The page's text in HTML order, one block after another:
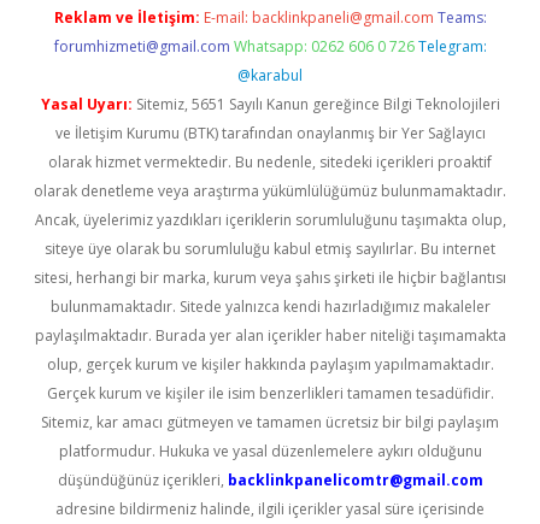
Reklam ve İletişim: E-mail: backlinkpaneli@gmail.com Teams:
forumhizmeti@gmail.com Whatsapp: 0262 606 0 726 Telegram:
@karabul
Yasal Uyarı: Sitemiz, 5651 Sayılı Kanun gereğince Bilgi Teknolojileri
ve İletişim Kurumu (BTK) tarafından onaylanmış bir Yer Sağlayıcı
olarak hizmet vermektedir. Bu nedenle, sitedeki içerikleri proaktif
olarak denetleme veya araştırma yükümlülüğümüz bulunmamaktadır.
Ancak, üyelerimiz yazdıkları içeriklerin sorumluluğunu taşımakta olup,
siteye üye olarak bu sorumluluğu kabul etmiş sayılırlar. Bu internet
sitesi, herhangi bir marka, kurum veya şahıs şirketi ile hiçbir bağlantısı
bulunmamaktadır. Sitede yalnızca kendi hazırladığımız makaleler
paylaşılmaktadır. Burada yer alan içerikler haber niteliği taşımamakta
olup, gerçek kurum ve kişiler hakkında paylaşım yapılmamaktadır.
Gerçek kurum ve kişiler ile isim benzerlikleri tamamen tesadüfidir.
Sitemiz, kar amacı gütmeyen ve tamamen ücretsiz bir bilgi paylaşım
platformudur. Hukuka ve yasal düzenlemelere aykırı olduğunu
düşündüğünüz içerikleri, backlinkpanelicomtr@gmail.com
adresine bildirmeniz halinde, ilgili içerikler yasal süre içerisinde